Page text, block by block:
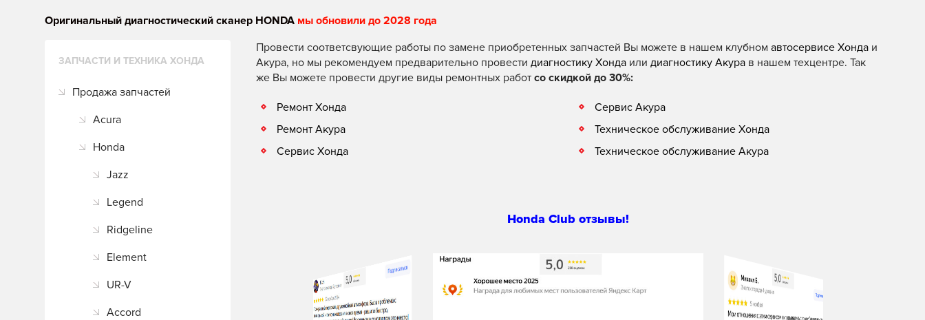
Оригинальный диагностический сканер HONDA мы обновили до 2028 года
ЗАПЧАСТИ И ТЕХНИКА ХОНДА
Продажа запчастей
Acura
Honda
Jazz
Legend
Ridgeline
Element
UR-V
Accord
Провести соответсвующие работы по замене приобретенных запчастей Вы можете в нашем клубном автосервисе Хонда и
Акура, но мы рекомендуем предварительно провести диагностику Хонда или диагностику Акура в нашем техцентре. Так
же Вы можете провести другие виды ремонтных работ со скидкой до 30%:
Ремонт Хонда
Ремонт Акура
Сервис Хонда
Сервис Акура
Техническое обслуживание Хонда
Техническое обслуживание Акура
Honda Club отзывы!